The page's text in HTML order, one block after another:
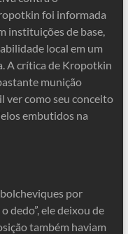
foi informada
instituições de base,
local em um
A crítica de Kropotkin
munição
ver como seu conceito
embutidos na
por
dedo”, ele deixou de
também haviam